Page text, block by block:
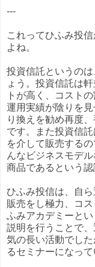
---
これってひふみ投
よね。
投資信託というの
ょう。投資信託は
トが高く、コスト
運用実績が陰りを
り換えを勧め再度
です。また投資信
を介して販売する
んなビジネスモデ
商品であるという認
ひふみ投信は、自
販売をし極力、コ
ふみアカデミーと
説明を行うことで
気の長い活動でし
るセミナーになって